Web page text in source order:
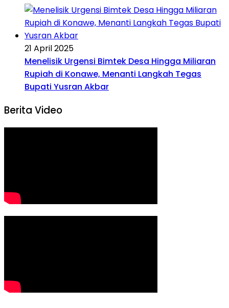
21 April 2025
Menelisik Urgensi Bimtek Desa Hingga Miliaran
Rupiah di Konawe, Menanti Langkah Tegas
Bupati Yusran Akbar
Berita Video